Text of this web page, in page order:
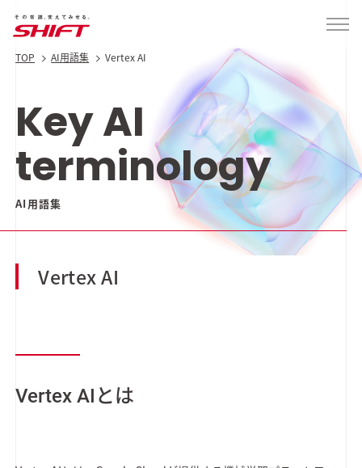
TOP AI用語集 Vertex AI
Key AI
terminology
AI用語集
Vertex AI
Vertex AIとは